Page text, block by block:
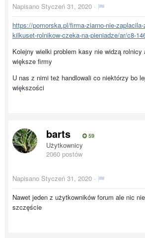
Napisano Styczeń 31, 2020 ·
https://pomorska.pl/firma-ziarno-nie-
kilkuset-rolnikow-czeka-na-pieniadze/ar/c8-
Kolejny wielki problem kasy nie widzą rolnicy
większe firmy
U nas z nimi też handlowali co niektórzy bo
większości
barts 59
Użytkownicy
2060 postów
Napisano Styczeń 31, 2020 ·
Nawet jeden z użytkowników forum ale nic
szczęście